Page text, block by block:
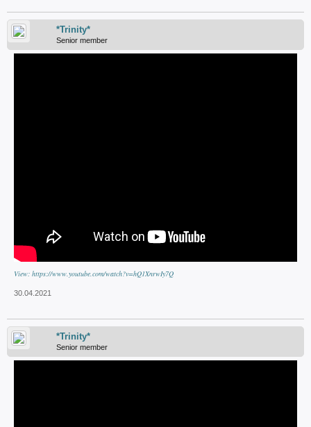
*Trinity*
Senior member
View: https://www.youtube.com/watch?v=hQ1XnrwIy7Q
30.04.2021
*Trinity*
Senior member